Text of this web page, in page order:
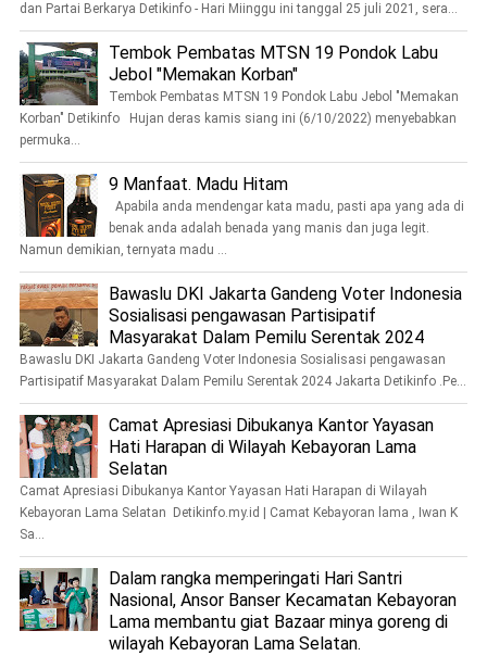
dan Partai Berkarya Detikinfo - Hari Miinggu ini tanggal 25 juli 2021, sera...
Tembok Pembatas MTSN 19 Pondok Labu
Jebol "Memakan Korban"
Tembok Pembatas MTSN 19 Pondok Labu Jebol "Memakan
Korban" Detikinfo Hujan deras kamis siang ini (6/10/2022) menyebabkan
permuka...
9 Manfaat. Madu Hitam
Apabila anda mendengar kata madu, pasti apa yang ada di
benak anda adalah benada yang manis dan juga legit.
Namun demikian, ternyata madu ...
Bawaslu DKI Jakarta Gandeng Voter Indonesia
Sosialisasi pengawasan Partisipatif
Masyarakat Dalam Pemilu Serentak 2024
Bawaslu DKI Jakarta Gandeng Voter Indonesia Sosialisasi pengawasan
Partisipatif Masyarakat Dalam Pemilu Serentak 2024 Jakarta Detikinfo .Pe...
Camat Apresiasi Dibukanya Kantor Yayasan
Hati Harapan di Wilayah Kebayoran Lama
Selatan
Camat Apresiasi Dibukanya Kantor Yayasan Hati Harapan di Wilayah
Kebayoran Lama Selatan Detikinfo.my.id | Camat Kebayoran lama , Iwan K
Sa...
Dalam rangka memperingati Hari Santri
Nasional, Ansor Banser Kecamatan Kebayoran
Lama membantu giat Bazaar minya goreng di
wilayah Kebayoran Lama Selatan.